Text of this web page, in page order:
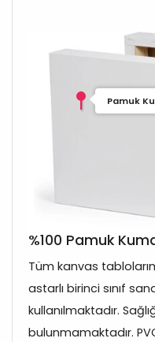
Pamuk
%100 Pamuk
Tüm kanvas
astarlı birinci sınıf
kullanılmaktadır.
bulunmamaktadır.